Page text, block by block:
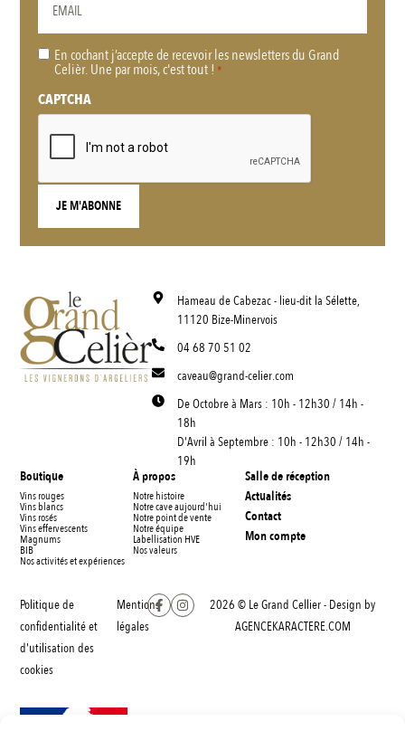
RGPDEn cochant j’accepte de recevoir les newsletters du Grand
Celièr. Une par mois, c'est tout ! *
CAPTCHA
Hameau de Cabezac - lieu-dit la Sélette,
11120 Bize-Minervois
04 68 70 51 02
caveau@grand-celier.com
De Octobre à Mars : 10h - 12h30 / 14h -
18h
D'Avril à Septembre : 10h - 12h30 / 14h -
19h
Boutique
Vins rouges
Vins blancs
Vins rosés
Vins effervescents
Magnums
BIB
Nos activités et expériences
À propos
Notre histoire
Notre cave aujourd'hui
Notre point de vente
Notre équipe
Labellisation HVE
Nos valeurs
Salle de réception
Actualités
Contact
Mon compte
Politique de
confidentialité et
d'utilisation des
cookies
Mentions
légales
2026 © Le Grand Cellier - Design by
AGENCEKARACTERE.COM